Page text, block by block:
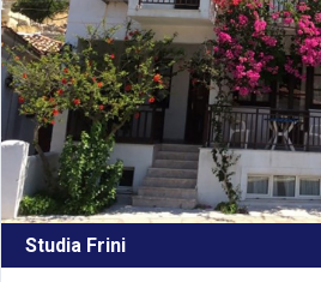
Studia Frini